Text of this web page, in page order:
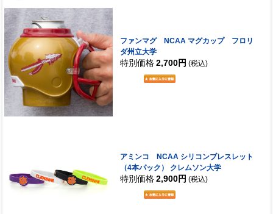
ファンマグ NCAA マグカップ フロリ
ダ州立大学
特別価格 2,700円 (税込)
アミンコ NCAA シリコンブレスレット
（4本パック） クレムソン大学
特別価格 2,900円 (税込)